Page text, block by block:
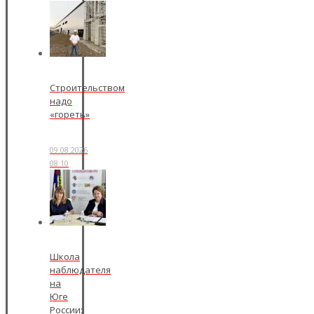
Строительством
надо
«гореть»
09.08.2026
08:10
Школа
наблюдателя
на
Юге
России: